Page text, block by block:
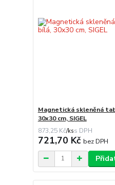
Magnetická skleněná
30x30 cm, SIGEL
873,25 Kč/ks
721,70 Kč bez DPH